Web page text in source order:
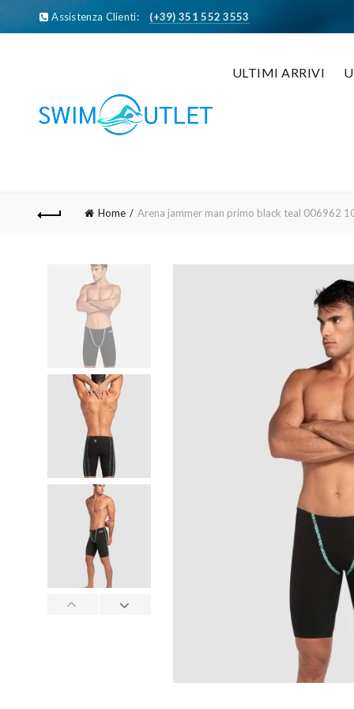
Assistenza Clienti: (+39) 351 552 3553
ULTIMI ARRIVI
Home Arena jammer man primo black teal 006962